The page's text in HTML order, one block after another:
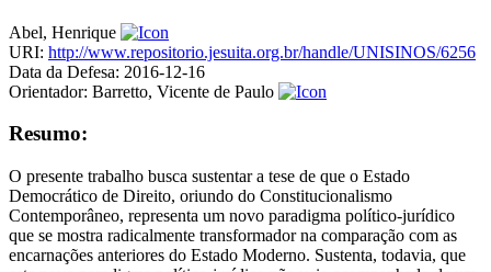
Abel, Henrique
URI: http://www.repositorio.jesuita.org.br/handle/UNISINOS/6256
Data da Defesa: 2016-12-16
Orientador: Barretto, Vicente de Paulo
Resumo:
O presente trabalho busca sustentar a tese de que o Estado
Democrático de Direito, oriundo do Constitucionalismo
Contemporâneo, representa um novo paradigma político-jurídico
que se mostra radicalmente transformador na comparação com as
encarnações anteriores do Estado Moderno. Sustenta, todavia, que